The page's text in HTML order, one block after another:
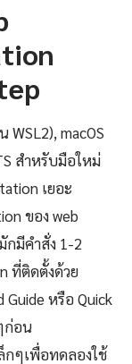
WSL2), macOS
สำหรับมือใหม่
เยอะ
ของ web
กมีคำสั่ง 1-2
ที่ติดตั้งด้วย
หรือ Quick
ก่อน
กๆเพื่อทดลองใช้